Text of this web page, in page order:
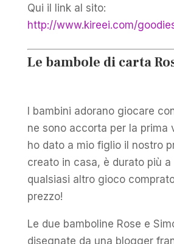
Qui il link al sito:
http://www.kireei.com/
Le bambole di carta
I bambini adorano giocare
ne sono accorta per la prima
ho dato a mio figlio il nostro
creato in casa, è durato più a
qualsiasi altro gioco
prezzo!
Le due bamboline Rose e
disegnate da una blogger